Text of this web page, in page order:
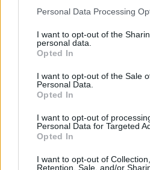
Personal Data Processing
I want to opt-out of the
personal data.
Opted In
I want to opt-out of the Sale
Personal Data.
Opted In
I want to opt-out of
Personal Data for Targeted
Opted In
I want to opt-out of
Retention, Sale, and/or
εμπορικής ναυτιλιακής
στρατηγικής θαλάσσιας
πρόεδρος ανακάλεσε
πρόσβαση του
στρατηγικής σημασίας
χώρο που απαιτούνταν για